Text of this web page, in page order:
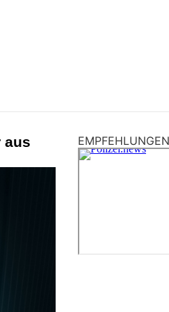
aus
EMPFEHLUNGEN